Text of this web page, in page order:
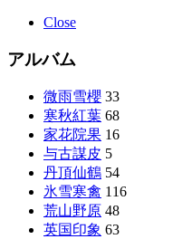
Close
アルバム
微雨雪櫻 33
寒秋紅葉 68
家花院果 16
与古謀皮 5
丹頂仙鶴 54
氷雪寒禽 116
荒山野原 48
英国印象 63